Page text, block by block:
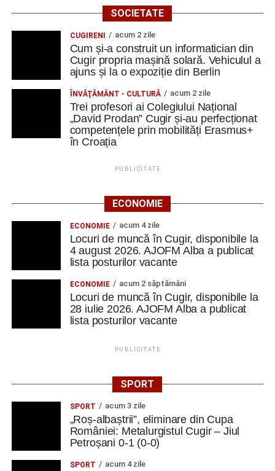
SOCIETATE
CUGIRENI acum 2 zile
Cum și-a construit un informatician din
Cugir propria mașină solară. Vehiculul a
ajuns și la o expoziție din Berlin
ÎNVĂŢĂMÂNT - CULTURĂ acum 2 zile
Trei profesori ai Colegiului Național
„David Prodan” Cugir și-au perfecționat
competențele prin mobilități Erasmus+
în Croația
PUBLICITATE
ECONOMIE
ECONOMIE acum 4 zile
Locuri de muncă în Cugir, disponibile la
4 august 2026. AJOFM Alba a publicat
lista posturilor vacante
ECONOMIE acum 2 săptămâni
Locuri de muncă în Cugir, disponibile la
28 iulie 2026. AJOFM Alba a publicat
lista posturilor vacante
PUBLICITATE
SPORT
SPORT acum 3 zile
„Roș-albaștrii”, eliminare din Cupa
României: Metalurgistul Cugir – Jiul
Petroșani 0-1 (0-0)
SPORT acum 4 zile